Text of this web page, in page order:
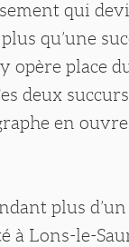
qui
qu’une
opère place
deux
en
plus
à Lons-le-